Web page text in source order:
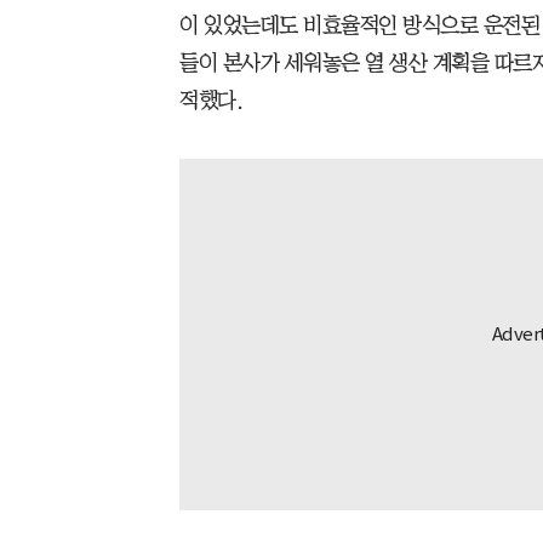
이 있었는데도 비효율적인 방식으로 운전
들이 본사가 세워놓은 열 생산 계획을 따
적했다.